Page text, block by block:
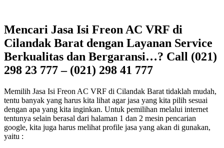
Mencari Jasa Isi Freon AC VRF di
Cilandak Barat dengan Layanan Service
Berkualitas dan Bergaransi…? Call (021)
298 23 777 – (021) 298 41 777
Memilih Jasa Isi Freon AC VRF di Cilandak Barat tidaklah mudah,
tentu banyak yang harus kita lihat agar jasa yang kita pilih sesuai
dengan apa yang kita inginkan. Untuk pemilihan melalui internet
tentunya selain berasal dari halaman 1 dan 2 mesin pencarian
google, kita juga harus melihat profile jasa yang akan di gunakan,
yaitu :